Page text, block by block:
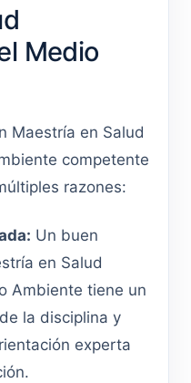
Medio
Maestría en Salud
competente
razones:
Un buen
en Salud
Ambiente tiene un
la disciplina y
experta